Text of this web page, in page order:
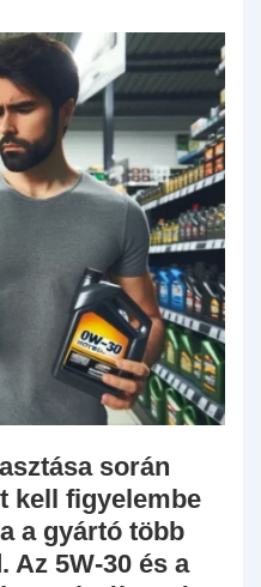
során
kell figyelembe
a gyártó több
Az 5W-30 és a